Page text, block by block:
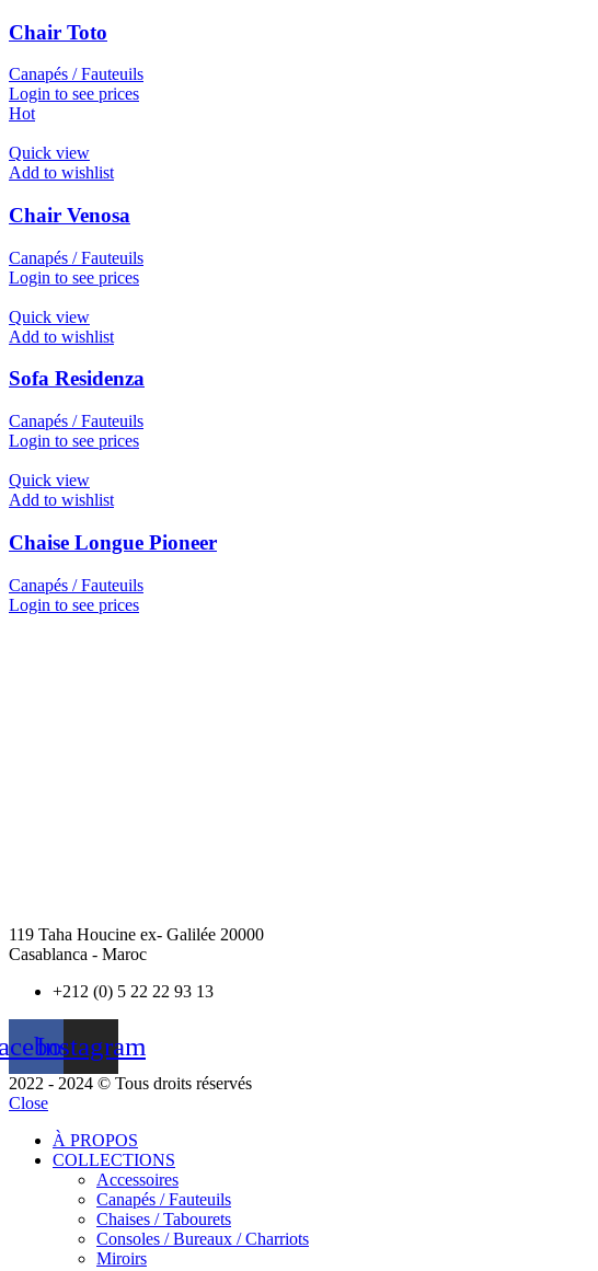
Chair Toto
Canapés / Fauteuils
Login to see prices
Hot
Quick view
Add to wishlist
Chair Venosa
Canapés / Fauteuils
Login to see prices
Quick view
Add to wishlist
Sofa Residenza
Canapés / Fauteuils
Login to see prices
Quick view
Add to wishlist
Chaise Longue Pioneer
Canapés / Fauteuils
Login to see prices
119 Taha Houcine ex- Galilée 20000
Casablanca - Maroc
+212 (0) 5 22 22 93 13
Instagram
2022 - 2024 © Tous droits réservés
Close
À PROPOS
COLLECTIONS
Accessoires
Canapés / Fauteuils
Chaises / Tabourets
Consoles / Bureaux / Charriots
Miroirs